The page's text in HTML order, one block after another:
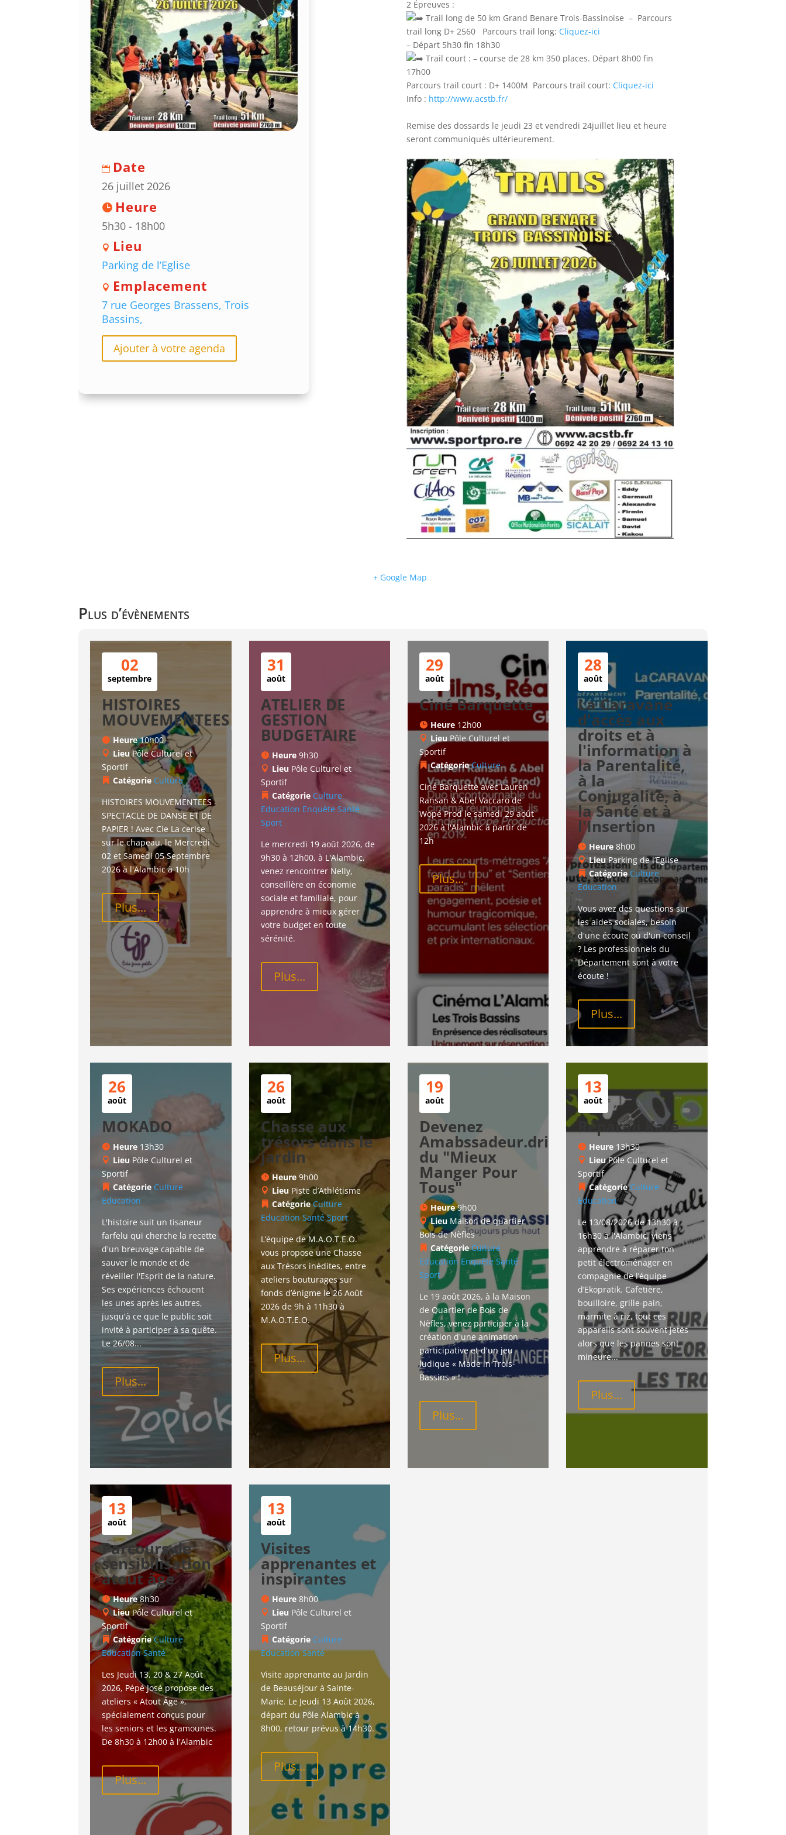
Date
26 juillet 2026
Heure
5h30 - 18h00
Lieu
Parking de l’Eglise
Emplacement
7 rue Georges Brassens, Trois
Bassins,
Ajouter à votre agenda
2 Épreuves :
Trail long de 50 km Grand Benare Trois-Bassinoise – Parcours
trail long D+ 2560 Parcours trail long: Cliquez-ici
– Départ 5h30 fin 18h30
Trail court : – course de 28 km 350 places. Départ 8h00 fin
17h00
Parcours trail court : D+ 1400M Parcours trail court: Cliquez-ici
Info : http://www.acstb.fr/
Remise des dossards le jeudi 23 et vendredi 24juillet lieu et heure
seront communiqués ultérieurement.
+ Google Map
Plus d’évènements
02
septembre
HISTOIRES
MOUVEMENTEES
Heure10h00
LieuPôle Culturel et
Sportif
Catégorie Culture
HISTOIRES MOUVEMENTEES -
SPECTACLE DE DANSE ET DE
PAPIER ! Avec Cie La cerise
sur le chapeau, le Mercredi
02 et Samedi 05 Septembre
2026 à l'Alambic à 10h
Plus...
31
août
ATELIER DE
GESTION
BUDGETAIRE
Heure 9h30
Lieu Pôle Culturel et
Sportif
Catégorie Culture
Education Enquête Santé
Sport
Le mercredi 19 août 2026, de
9h30 à 12h00, à L'Alambic,
venez rencontrer Nelly,
conseillère en économie
sociale et familiale, pour
apprendre à mieux gérer
votre budget en toute
sérénité.
Plus...
29
août
Ciné Barquette
Heure 12h00
LieuPôle Culturel et
Sportif
CatégorieCulture
Ciné Barquette avec Lauren
Ransan & Abel Vaccaro de
Wopé Prod le samedi 29 août
2026 à l'Alambic à partir de
12h
Plus...
28
août
La Caravane
d'accès aux
droits et à
l'information à
la Parentalité,
à la
Conjugalité, à
la Santé et à
l'Insertion
Heure8h00
LieuParking de l’Eglise
CatégorieCulture
Education
Vous avez des questions sur
les aides sociales, besoin
d'une écoute ou d'un conseil
? Les professionnels du
Département sont à votre
écoute !
Plus...
26
août
MOKADO
Heure 13h30
Lieu Pôle Culturel et
Sportif
Catégorie Culture
Education
L'histoire suit un tisaneur
farfelu qui cherche la recette
d'un breuvage capable de
sauver le monde et de
réveiller l'Esprit de la nature.
Ses expériences échouent
les unes après les autres,
jusqu'à ce que le public soit
invité à participer à sa quête.
Le 26/08...
Plus...
26
août
Chasse aux
trésors dans le
jardin
Heure 9h00
Lieu Piste d’Athlétisme
CatégorieCulture
Education Santé Sport
L’équipe de M.A.O.T.E.O.
vous propose une Chasse
aux Trésors inédites, entre
ateliers bouturages sur
fonds d’énigme le 26 Août
2026 de 9h à 11h30 à
M.A.O.T.E.O.
Plus...
19
août
Devenez
Amabssadeur.drice
du "Mieux
Manger Pour
Tous"
Heure9h00
Lieu Maison de quartier
Bois de Nèfles
CatégorieCulture
Education Enquête Santé
Sport
Le 19 août 2026, à la Maison
de Quartier de Bois de
Nèfles, venez participer à la
création d'une animation
participative et d'un jeu
ludique « Made in Trois-
Bassins » !
Plus...
13
août
Réparali Kafé
Heure 13h30
LieuPôle Culturel et
Sportif
CatégorieCulture
Education
Le 13/08/2026 de 13h30 à
16h30 à l'Alambic, viens
apprendre à réparer ton
petit électroménager en
compagnie de l’équipe
d’Ekopratik. Cafetière,
bouilloire, grille-pain,
marmite à riz, tout ces
appareils sont souvent jetés
alors que les pannes sont
mineure...
Plus...
13
août
Parcours de
sensibilisation
atout âge
Heure8h30
LieuPôle Culturel et
Sportif
CatégorieCulture
Education Santé
Les Jeudi 13, 20 & 27 Août
2026, Pépé José propose des
ateliers « Atout Âge »,
spécialement conçus pour
les seniors et les gramounes.
De 8h30 à 12h00 à l'Alambic
Plus...
13
août
Visites
apprenantes et
inspirantes
Heure 8h00
Lieu Pôle Culturel et
Sportif
Catégorie Culture
Education Santé
Visite apprenante au Jardin
de Beauséjour à Sainte-
Marie. Le Jeudi 13 Août 2026,
départ du Pôle Alambic à
8h00, retour prévus à 14h30.
Plus...